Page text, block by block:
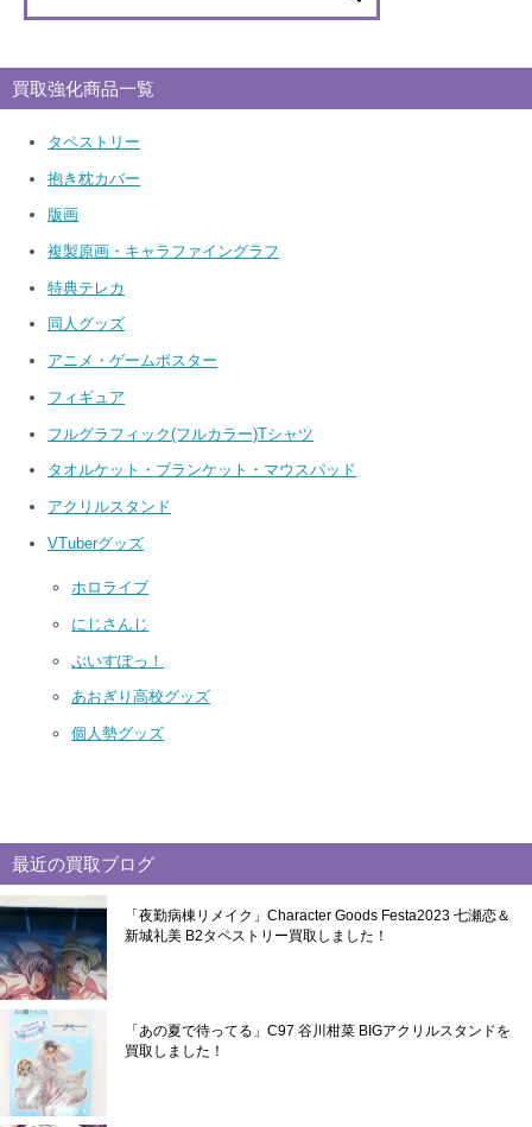
買取強化商品一覧
タペストリー
抱き枕カバー
版画
複製原画・キャラファイングラフ
特典テレカ
同人グッズ
アニメ・ゲームポスター
フィギュア
フルグラフィック(フルカラー)Tシャツ
タオルケット・ブランケット・マウスパッド
アクリルスタンド
VTuberグッズ
ホロライブ
にじさんじ
ぶいすぽっ！
あおぎり高校グッズ
個人勢グッズ
最近の買取ブログ
「夜勤病棟リメイク」Character Goods Festa2023 七瀬恋＆
新城礼美 B2タペストリー買取しました！
「あの夏で待ってる」C97 谷川柑菜 BIGアクリルスタンドを
買取しました！